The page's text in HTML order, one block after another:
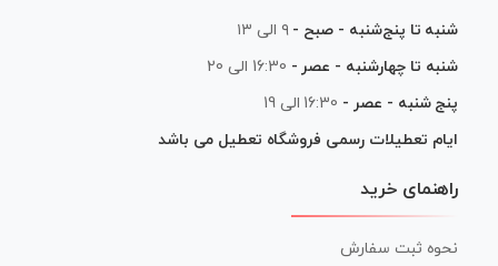
شنبه تا پنج‌شنبه - صبح - ۹ الی ۱۳
شنبه تا چهارشنبه - عصر - 16:30 الی 20
پنج شنبه - عصر - 16:30 الی 19
ایام تعطیلات رسمی فروشگاه تعطیل می باشد
راهنمای خرید
نحوه ثبت سفارش